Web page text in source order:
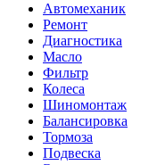
Автомеханик
Ремонт
Диагностика
Масло
Фильтр
Колеса
Шиномонтаж
Балансировка
Тормоза
Подвеска